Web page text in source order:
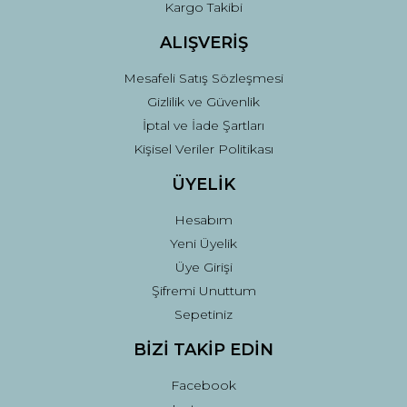
Gönder
Kargo Takibi
ALIŞVERİŞ
Mesafeli Satış Sözleşmesi
Gizlilik ve Güvenlik
İptal ve İade Şartları
Kişisel Veriler Politikası
ÜYELİK
Hesabım
Yeni Üyelik
Üye Girişi
Şifremi Unuttum
Sepetiniz
BİZİ TAKİP EDİN
Facebook